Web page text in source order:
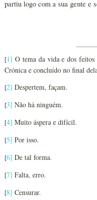
partiu logo com a sua gente e
[1] O tema da vida e dos
Crónica e concluído no final
[2] Despertem, façam.
[3] Não há ninguém.
[4] Muito áspera e difícil.
[5] Por isso.
[6] De tal forma.
[7] Falta, erro.
[8] Censurar.